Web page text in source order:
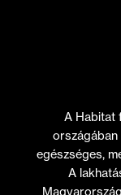
A Habitat
országában
egészséges,
A